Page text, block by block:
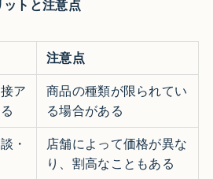
トと注意点
注意点
ア
商品の種類が限られてい
る場合がある
・
店舗によって価格が異な
り、割高なこともある